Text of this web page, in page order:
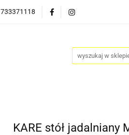
733371118
LAMPY AKCESORIA
KARE stół jadalniany